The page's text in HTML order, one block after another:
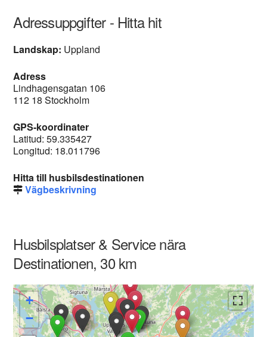
Adressuppgifter - Hitta hit
Landskap: Uppland
Adress
Lindhagensgatan 106
112 18 Stockholm
GPS-koordinater
Latitud: 59.335427
Longitud: 18.011796
Hitta till husbilsdestinationen
Vägbeskrivning
Husbilsplatser & Service nära
Destinationen, 30 km
+
−